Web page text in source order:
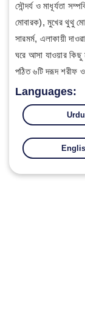
সৌন্দর্য ও মাধূর্যতা
মোবারক), মুখের থুথু
সারমর্ম, এলাকায়ী
ঘরে আসা যাওয়ার কিছু
পঠিত ৬টি দরূদ শরীফ
Languages:
Urdu